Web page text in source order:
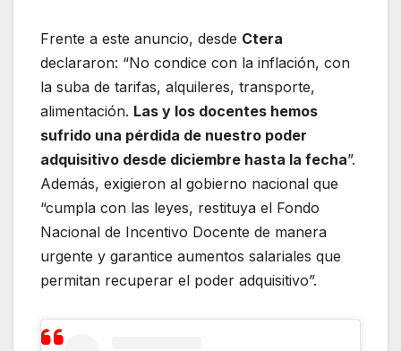
Frente a este anuncio, desde Ctera
declararon: “No condice con la inflación, con
la suba de tarifas, alquileres, transporte,
alimentación. Las y los docentes hemos
sufrido una pérdida de nuestro poder
adquisitivo desde diciembre hasta la fecha”.
Además, exigieron al gobierno nacional que
“cumpla con las leyes, restituya el Fondo
Nacional de Incentivo Docente de manera
urgente y garantice aumentos salariales que
permitan recuperar el poder adquisitivo”.